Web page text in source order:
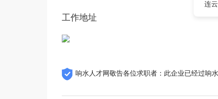
工作地址
连
响水人才网敬告各位求职者：此企业已经过响